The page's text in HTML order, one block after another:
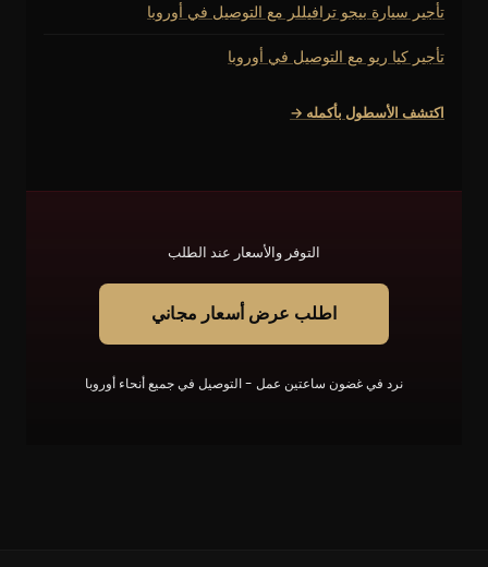
تأجير سيارة بيجو ترافيللر مع التوصيل في أوروبا
تأجير كيا ريو مع التوصيل في أوروبا
اكتشف الأسطول بأكمله →
التوفر والأسعار عند الطلب
اطلب عرض أسعار مجاني
نرد في غضون ساعتين عمل - التوصيل في جميع أنحاء أوروبا